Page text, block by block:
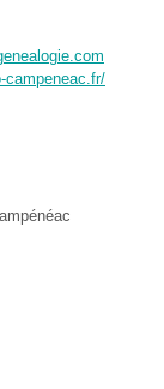
campeneac.fr/